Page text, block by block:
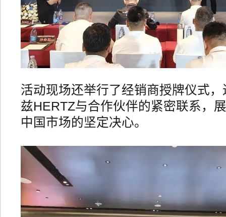
活动现场还举行了经销商授牌仪式
兹HERTZ与合作伙伴的紧密联系，
中国市场的坚定决心。